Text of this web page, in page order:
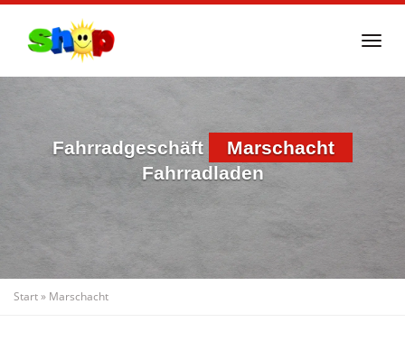
Fahrradgeschäft
Marschacht
Fahrradladen
Start» Marschacht